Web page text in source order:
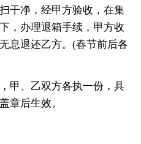
干净，经甲方验收，在集
，办理退箱手续，甲方收
息退还乙方。(春节前后各
甲、乙双方各执一份，具
章后生效。